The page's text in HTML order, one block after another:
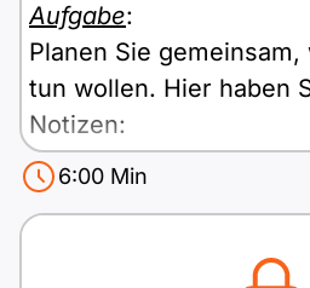
ÖSD
Pflege (telc)
Polnisch
A1 ÖIF
A2 Goethe
A2 ÖIF
B1 Beruf
B1 telc
B1 Goethe
B1 ÖIF
B2 Beruf
B2 telc
B2 Goethe
Webinare
Mehr Tools
Online-Kurse
Aufgabe:
Planen Sie gemeinsam,
tun wollen. Hier haben
Notizen:
Aktivitäten bei gutem
6:00 Min